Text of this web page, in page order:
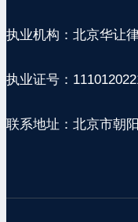
执业机构：北京华让
执业证号：
联系地址：北京市朝